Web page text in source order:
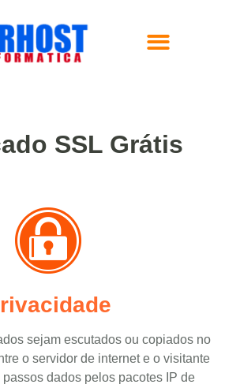
SSL Grátis
sejam escutados ou copiados no
o servidor de internet e o visitante
dados pelos pacotes IP de